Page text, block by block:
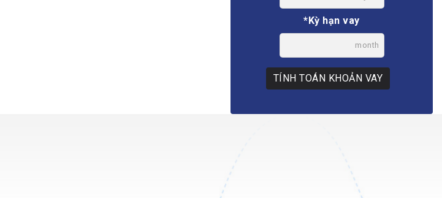
*Kỳ hạn vay
month
TÍNH TOÁN KHOẢN VAY